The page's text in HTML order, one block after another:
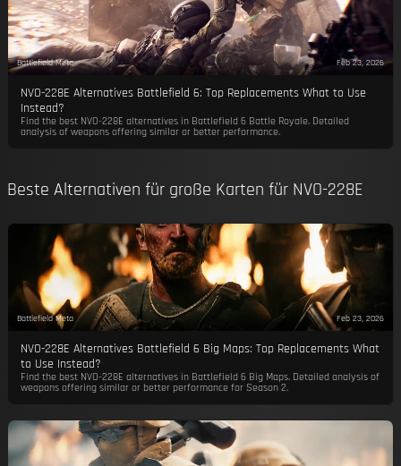
Battlefield Meta Feb 23, 2026
NVO-228E Alternatives Battlefield 6: Top Replacements What to Use
Instead?
Find the best NVO-228E alternatives in Battlefield 6 Battle Royale. Detailed
analysis of weapons offering similar or better performance.
Beste Alternativen für große Karten für NVO-228E
Battlefield Meta Feb 23, 2026
NVO-228E Alternatives Battlefield 6 Big Maps: Top Replacements What
to Use Instead?
Find the best NVO-228E alternatives in Battlefield 6 Big Maps. Detailed analysis of
weapons offering similar or better performance for Season 2.